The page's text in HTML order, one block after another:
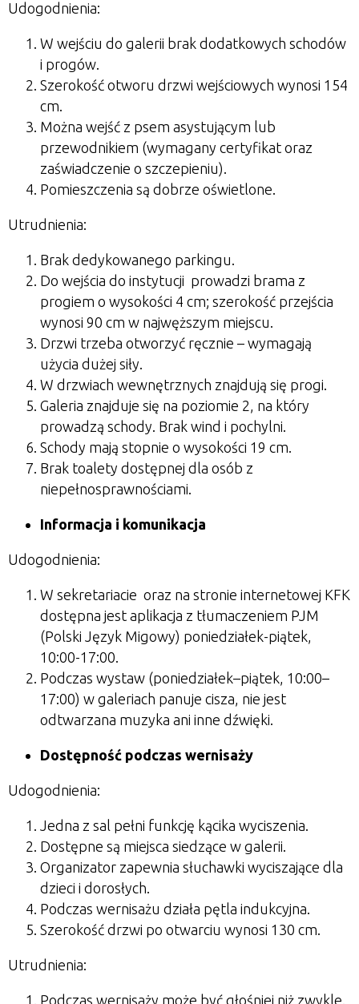
Udogodnienia:
W wejściu do galerii brak dodatkowych schodów
i progów.
Szerokość otworu drzwi wejściowych wynosi 154
cm.
Można wejść z psem asystującym lub
przewodnikiem (wymagany certyfikat oraz
zaświadczenie o szczepieniu).
Pomieszczenia są dobrze oświetlone.
Utrudnienia:
Brak dedykowanego parkingu.
Do wejścia do instytucji prowadzi brama z
progiem o wysokości 4 cm; szerokość przejścia
wynosi 90 cm w najwęższym miejscu.
Drzwi trzeba otworzyć ręcznie – wymagają
użycia dużej siły.
W drzwiach wewnętrznych znajdują się progi.
Galeria znajduje się na poziomie 2, na który
prowadzą schody. Brak wind i pochylni.
Schody mają stopnie o wysokości 19 cm.
Brak toalety dostępnej dla osób z
niepełnosprawnościami.
Informacja i komunikacja
Udogodnienia:
W sekretariacie oraz na stronie internetowej KFK
dostępna jest aplikacja z tłumaczeniem PJM
(Polski Język Migowy) poniedziałek-piątek,
10:00-17:00.
Podczas wystaw (poniedziałek–piątek, 10:00–
17:00) w galeriach panuje cisza, nie jest
odtwarzana muzyka ani inne dźwięki.
Dostępność podczas wernisaży
Udogodnienia:
Jedna z sal pełni funkcję kącika wyciszenia.
Dostępne są miejsca siedzące w galerii.
Organizator zapewnia słuchawki wyciszające dla
dzieci i dorosłych.
Podczas wernisażu działa pętla indukcyjna.
Szerokość drzwi po otwarciu wynosi 130 cm.
Utrudnienia:
Podczas wernisaży może być głośniej niż zwykle.